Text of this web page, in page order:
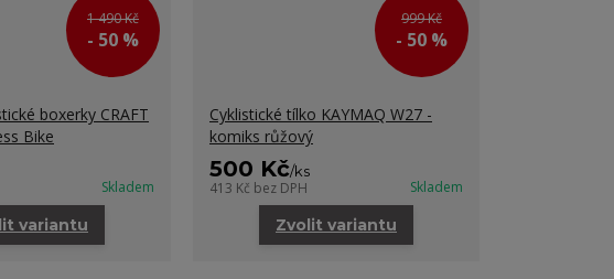
1 490 Kč
- 50 %
boxerky CRAFT
Bike
Skladem
variantu
999 Kč
- 50 %
Cyklistické tílko KAYMAQ W27 -
komiks růžový
500 Kč/ks
413 Kč bez DPH Skladem
Zvolit variantu